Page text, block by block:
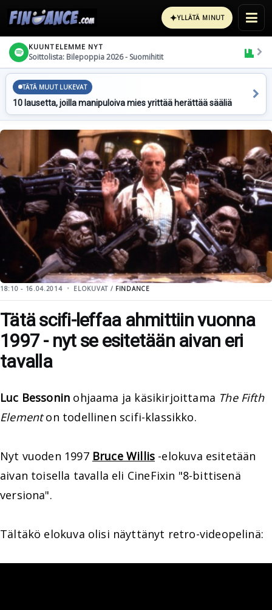
✦YLLÄTÄ MINUT
KUUNTELEMME NYT
Soittolista: Bilepoppia 2026 - Suomihitit
TÄTÄ MUUT LUKEVAT
10 lausetta, joilla manipuloiva mies yrittää herättää sääliä
18:10 - 16.04.2014 ELOKUVAT / FINDANCE
Tätä scifi-leffaa ahmittiin vuonna
1997 - nyt se esitetään aivan eri
tavalla
Luc Bessonin ohjaama ja käsikirjoittama The Fifth
Elementon todellinen scifi-klassikko.
Nyt vuoden 1997 Bruce Willis -elokuva esitetään
aivan toisella tavalla eli CineFixin "8-bittisenä
versiona".
Tältäkö elokuva olisi näyttänyt retro-videopelinä: